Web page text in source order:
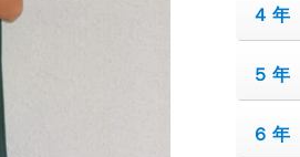
４年
５年
６年